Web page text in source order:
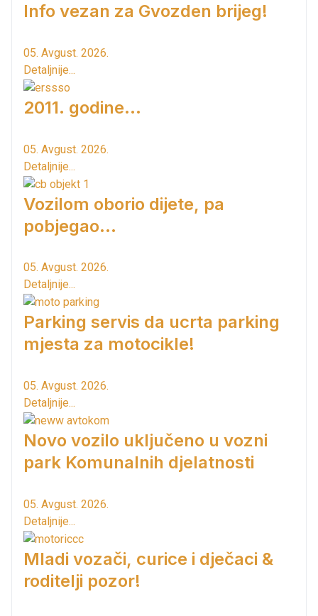
Info vezan za Gvozden brijeg!
05. Avgust. 2026.
Detaljnije...
2011. godine...
05. Avgust. 2026.
Detaljnije...
Vozilom oborio dijete, pa
pobjegao...
05. Avgust. 2026.
Detaljnije...
Parking servis da ucrta parking
mjesta za motocikle!
05. Avgust. 2026.
Detaljnije...
Novo vozilo uključeno u vozni
park Komunalnih djelatnosti
05. Avgust. 2026.
Detaljnije...
Mladi vozači, curice i dječaci &
roditelji pozor!